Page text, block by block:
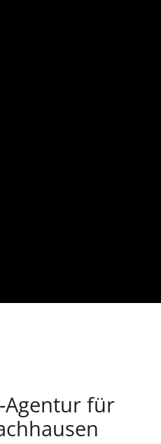
Agentur für